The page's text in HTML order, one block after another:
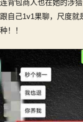
连背包商人也在她的涉
跟自己1v1果聊，尺度就
种！！